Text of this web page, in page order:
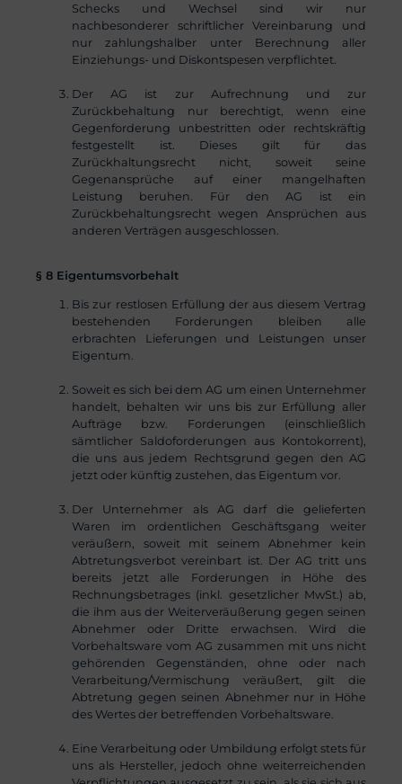
Schecks und Wechsel sind wir nur
nachbesonderer schriftlicher Vereinbarung und
nur zahlungshalber unter Berechnung aller
Einziehungs- und Diskontspesen verpflichtet.
Der AG ist zur Aufrechnung und zur
Zurückbehaltung nur berechtigt, wenn eine
Gegenforderung unbestritten oder rechtskräftig
festgestellt ist. Dieses gilt für das
Zurückhaltungsrecht nicht, soweit seine
Gegenansprüche auf einer mangelhaften
Leistung beruhen. Für den AG ist ein
Zurückbehaltungsrecht wegen Ansprüchen aus
anderen Verträgen ausgeschlossen.
§ 8 Eigentumsvorbehalt
Bis zur restlosen Erfüllung der aus diesem Vertrag
bestehenden Forderungen bleiben alle
erbrachten Lieferungen und Leistungen unser
Eigentum.
Soweit es sich bei dem AG um einen Unternehmer
handelt, behalten wir uns bis zur Erfüllung aller
Aufträge bzw. Forderungen (einschließlich
sämtlicher Saldoforderungen aus Kontokorrent),
die uns aus jedem Rechtsgrund gegen den AG
jetzt oder künftig zustehen, das Eigentum vor.
Der Unternehmer als AG darf die gelieferten
Waren im ordentlichen Geschäftsgang weiter
veräußern, soweit mit seinem Abnehmer kein
Abtretungsverbot vereinbart ist. Der AG tritt uns
bereits jetzt alle Forderungen in Höhe des
Rechnungsbetrages (inkl. gesetzlicher MwSt.) ab,
die ihm aus der Weiterveräußerung gegen seinen
Abnehmer oder Dritte erwachsen. Wird die
Vorbehaltsware vom AG zusammen mit uns nicht
gehörenden Gegenständen, ohne oder nach
Verarbeitung/Vermischung veräußert, gilt die
Abtretung gegen seinen Abnehmer nur in Höhe
des Wertes der betreffenden Vorbehaltsware.
Eine Verarbeitung oder Umbildung erfolgt stets für
uns als Hersteller, jedoch ohne weiterreichenden